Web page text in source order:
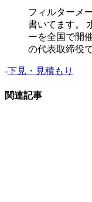
フィルターメ
書いてます。
ーを全国で開
の代表取締役で
-下見・見積もり
関連記事